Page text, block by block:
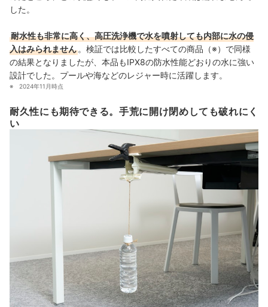
した。
耐水性も非常に高く、高圧洗浄機で水を噴射しても内部に水の侵
入はみられません 。検証では比較したすべての商品（※）で同様
の結果となりましたが、本品もIPX8の防水性能どおりの水に強い
設計でした。プールや海などのレジャー時に活躍します。
2024年11月時点
耐久性にも期待できる。手荒に開け閉めしても破れにく
い